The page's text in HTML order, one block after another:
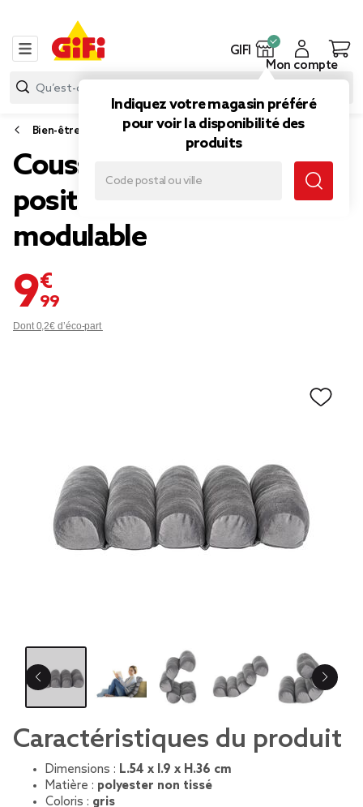
GIFI
Indiquez votre magasin préféré
pour voir la disponibilité des
produits
Mon compte
Bien-être et minceur
Coussin confort multi-
positions gris souple et
modulable
9,99 €
Dont 0,2€ d’éco-part
Caractéristiques du produit
Dimensions : L.54 x l.9 x H.36 cm
Matière : polyester non tissé
Coloris : gris